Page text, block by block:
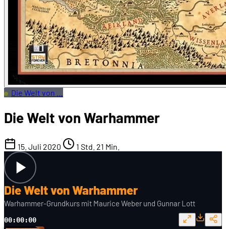
Die Welt von …
Die Welt von Warhammer
15. Juli 2020 1 Std. 21 Min.
Die Welt von Warhammer
Warhammer-Grundkurs mit Maurice Weber und Gunnar Lott
00:00:00